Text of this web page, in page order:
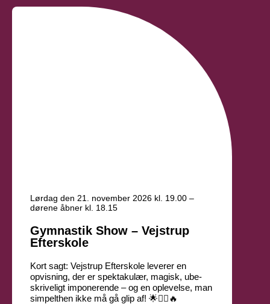
Lørdag den 21. november 2026 kl. 19.00 –
dørene åbner kl. 18.15
Gymnastik Show – Vejstrup
Efterskole
Kort sagt: Vejstrup Efterskole leverer en
opvisning, der er spektakulær, magisk, ube­
skriv­e­ligt imponerende – og en oplevelse, man
simpelthen ikke må gå glip af! 🌟🤸‍♀️🔥